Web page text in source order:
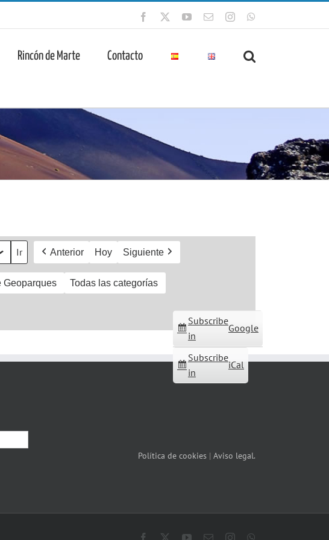
Facebook YouTube
CorreoInstagram
Rincón de Marte Contacto
Anterior Hoy Siguiente
Geoparques Todas las categorías
Subscribe
in
Google
Subscribe
in
iCal
Política de cookies | Aviso legal.
Facebook YouTube
CorreoInstagram